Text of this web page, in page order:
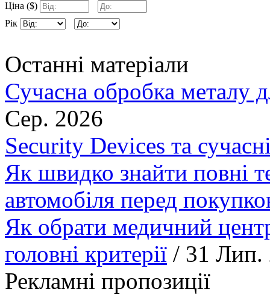
Ціна ($)
Рік
Останні матеріали
Сучасна обробка металу
Сер. 2026
Security Devices та
Як швидко знайти повні
автомобіля перед
Як обрати медичний
головні критерії / 31 Лип.
Рекламні пропозиції